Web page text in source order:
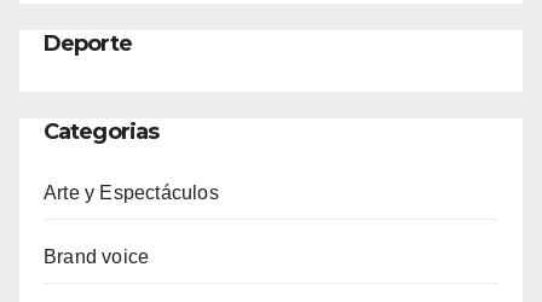
Deporte
Categorias
Arte y Espectáculos
Brand voice